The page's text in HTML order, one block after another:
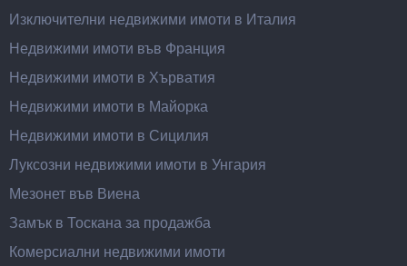
Изключителни недвижими имоти в Италия
Недвижими имоти във Франция
Недвижими имоти в Хърватия
Недвижими имоти в Майорка
Недвижими имоти в Сицилия
Луксозни недвижими имоти в Унгария
Мезонет във Виена
Замък в Тоскана за продажба
Комерсиални недвижими имоти